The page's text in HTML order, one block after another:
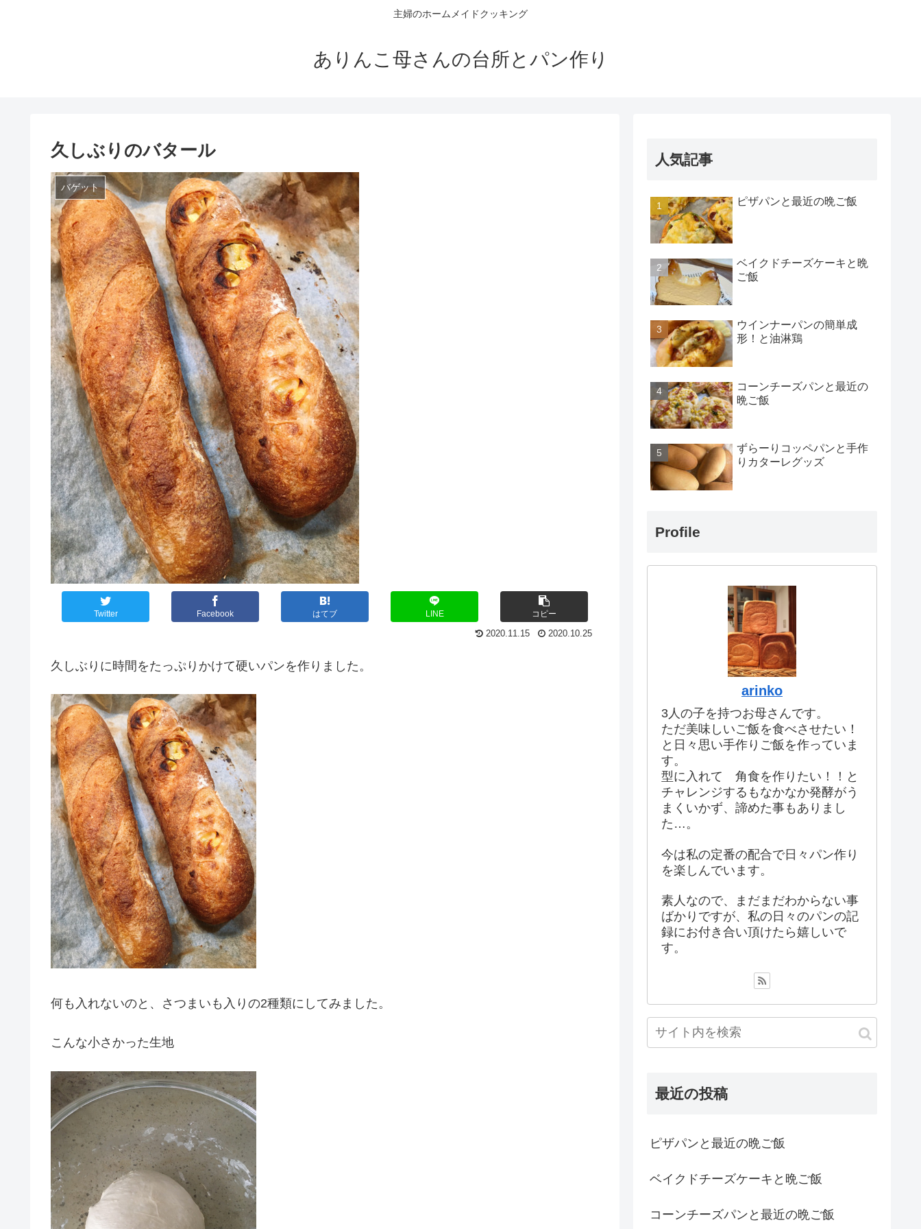
主婦のホームメイドクッキング
ありんこ母さんの台所とパン作り
久しぶりのバタール
バゲット
Twitter Facebook はてブ LINE コピー
2020.11.15 2020.10.25
久しぶりに時間をたっぷりかけて硬いパンを作りました。
何も入れないのと、さつまいも入りの2種類にしてみました。
こんな小さかった生地
人気記事
ピザパンと最近の晩ご飯
ベイクドチーズケーキと晩
ご飯
ウインナーパンの簡単成
形！と油淋鶏
コーンチーズパンと最近の
晩ご飯
ずらーりコッペパンと手作
りカターレグッズ
Profile
arinko
3人の子を持つお母さんです。
ただ美味しいご飯を食べさせたい！
と日々思い手作りご飯を作っていま
す。
型に入れて 角食を作りたい！！と
チャレンジするもなかなか発酵がう
まくいかず、諦めた事もありまし
た…。
今は私の定番の配合で日々パン作り
を楽しんでいます。
素人なので、まだまだわからない事
ばかりですが、私の日々のパンの記
録にお付き合い頂けたら嬉しいで
す。
最近の投稿
ピザパンと最近の晩ご飯
ベイクドチーズケーキと晩ご飯
コーンチーズパンと最近の晩ご飯